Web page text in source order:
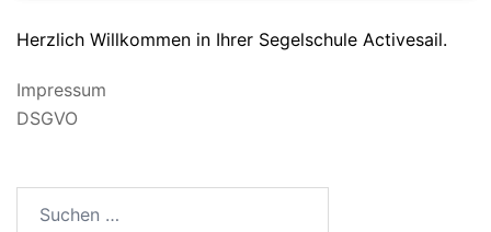
Herzlich Willkommen in Ihrer Segelschule Activesail.
Impressum
DSGVO